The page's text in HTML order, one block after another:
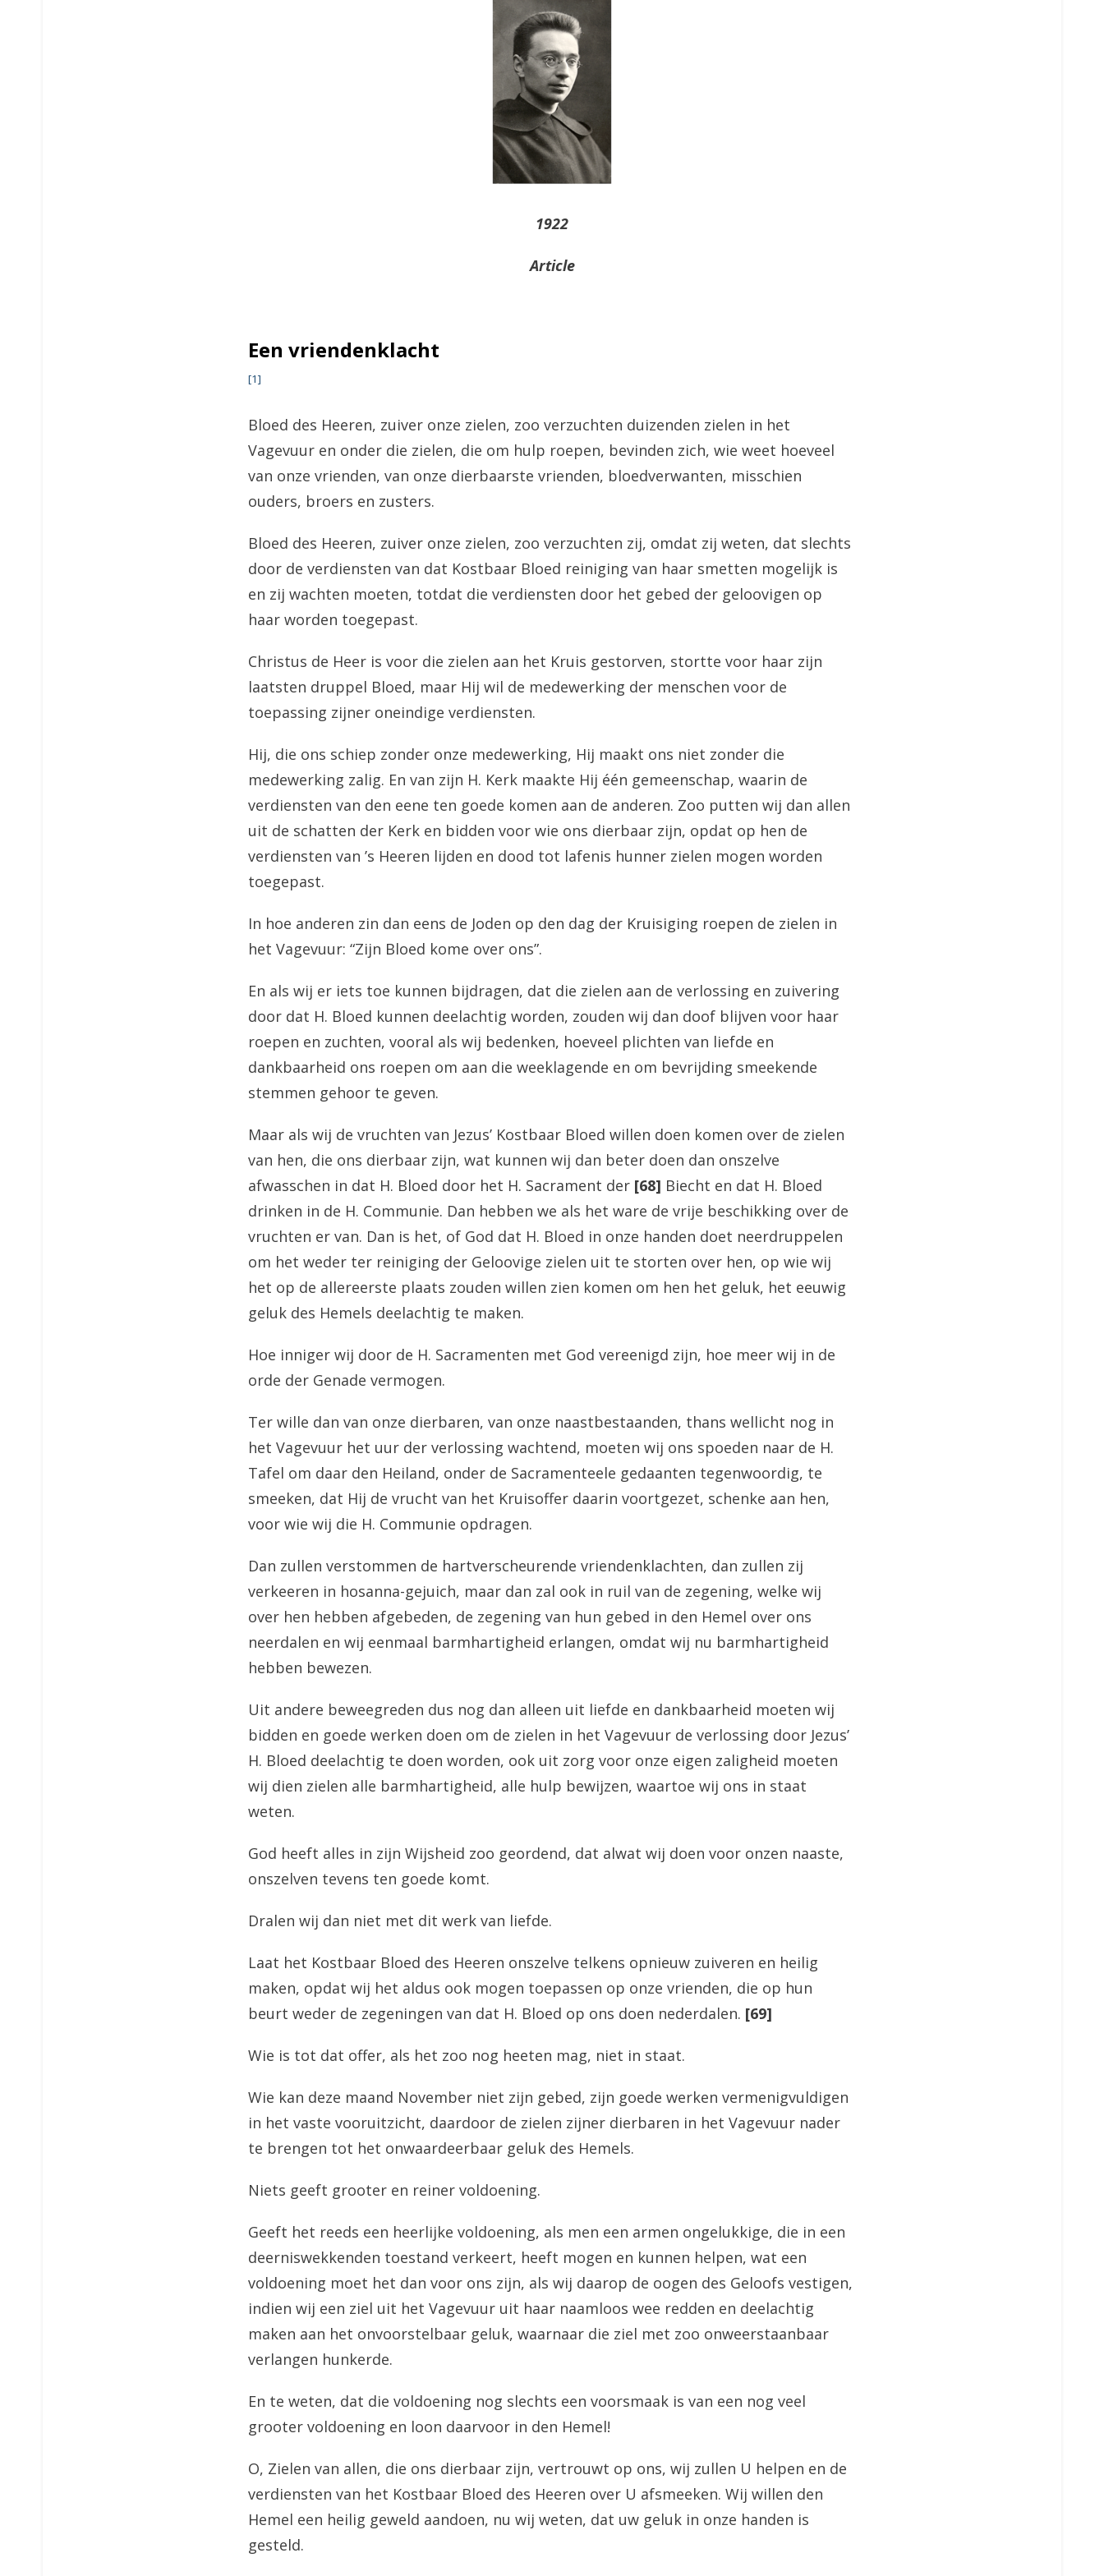
1922
Article
Een vriendenklacht
[1]
Bloed des Heeren, zuiver onze zielen, zoo verzuchten duizenden zielen in het
Vagevuur en onder die zielen, die om hulp roepen, bevinden zich, wie weet hoeveel
van onze vrienden, van onze dierbaarste vrienden, bloedverwanten, misschien
ouders, broers en zusters.
Bloed des Heeren, zuiver onze zielen, zoo verzuchten zij, omdat zij weten, dat slechts
door de verdiensten van dat Kostbaar Bloed reiniging van haar smetten mogelijk is
en zij wachten moeten, totdat die verdiensten door het gebed der geloovigen op
haar worden toegepast.
Christus de Heer is voor die zielen aan het Kruis gestorven, stortte voor haar zijn
laatsten druppel Bloed, maar Hij wil de medewerking der menschen voor de
toepassing zijner oneindige verdiensten.
Hij, die ons schiep zonder onze medewerking, Hij maakt ons niet zonder die
medewerking zalig. En van zijn H. Kerk maakte Hij één gemeenschap, waarin de
verdiensten van den eene ten goede komen aan de anderen. Zoo putten wij dan allen
uit de schatten der Kerk en bidden voor wie ons dierbaar zijn, opdat op hen de
verdiensten van ’s Heeren lijden en dood tot lafenis hunner zielen mogen worden
toegepast.
In hoe anderen zin dan eens de Joden op den dag der Kruisiging roepen de zielen in
het Vagevuur: “Zijn Bloed kome over ons”.
En als wij er iets toe kunnen bijdragen, dat die zielen aan de verlossing en zuivering
door dat H. Bloed kunnen deelachtig worden, zouden wij dan doof blijven voor haar
roepen en zuchten, vooral als wij bedenken, hoeveel plichten van liefde en
dankbaarheid ons roepen om aan die weeklagende en om bevrijding smeekende
stemmen gehoor te geven.
Maar als wij de vruchten van Jezus’ Kostbaar Bloed willen doen komen over de zielen
van hen, die ons dierbaar zijn, wat kunnen wij dan beter doen dan onszelve
afwasschen in dat H. Bloed door het H. Sacrament der [68] Biecht en dat H. Bloed
drinken in de H. Communie. Dan hebben we als het ware de vrije beschikking over de
vruchten er van. Dan is het, of God dat H. Bloed in onze handen doet neerdruppelen
om het weder ter reiniging der Geloovige zielen uit te storten over hen, op wie wij
het op de allereerste plaats zouden willen zien komen om hen het geluk, het eeuwig
geluk des Hemels deelachtig te maken.
Hoe inniger wij door de H. Sacramenten met God vereenigd zijn, hoe meer wij in de
orde der Genade vermogen.
Ter wille dan van onze dierbaren, van onze naastbestaanden, thans wellicht nog in
het Vagevuur het uur der verlossing wachtend, moeten wij ons spoeden naar de H.
Tafel om daar den Heiland, onder de Sacramenteele gedaanten tegenwoordig, te
smeeken, dat Hij de vrucht van het Kruisoffer daarin voortgezet, schenke aan hen,
voor wie wij die H. Communie opdragen.
Dan zullen verstommen de hartverscheurende vriendenklachten, dan zullen zij
verkeeren in hosanna-gejuich, maar dan zal ook in ruil van de zegening, welke wij
over hen hebben afgebeden, de zegening van hun gebed in den Hemel over ons
neerdalen en wij eenmaal barmhartigheid erlangen, omdat wij nu barmhartigheid
hebben bewezen.
Uit andere beweegreden dus nog dan alleen uit liefde en dankbaarheid moeten wij
bidden en goede werken doen om de zielen in het Vagevuur de verlossing door Jezus’
H. Bloed deelachtig te doen worden, ook uit zorg voor onze eigen zaligheid moeten
wij dien zielen alle barmhartigheid, alle hulp bewijzen, waartoe wij ons in staat
weten.
God heeft alles in zijn Wijsheid zoo geordend, dat alwat wij doen voor onzen naaste,
onszelven tevens ten goede komt.
Dralen wij dan niet met dit werk van liefde.
Laat het Kostbaar Bloed des Heeren onszelve telkens opnieuw zuiveren en heilig
maken, opdat wij het aldus ook mogen toepassen op onze vrienden, die op hun
beurt weder de zegeningen van dat H. Bloed op ons doen nederdalen. [69]
Wie is tot dat offer, als het zoo nog heeten mag, niet in staat.
Wie kan deze maand November niet zijn gebed, zijn goede werken vermenigvuldigen
in het vaste vooruitzicht, daardoor de zielen zijner dierbaren in het Vagevuur nader
te brengen tot het onwaardeerbaar geluk des Hemels.
Niets geeft grooter en reiner voldoening.
Geeft het reeds een heerlijke voldoening, als men een armen ongelukkige, die in een
deerniswekkenden toestand verkeert, heeft mogen en kunnen helpen, wat een
voldoening moet het dan voor ons zijn, als wij daarop de oogen des Geloofs vestigen,
indien wij een ziel uit het Vagevuur uit haar naamloos wee redden en deelachtig
maken aan het onvoorstelbaar geluk, waarnaar die ziel met zoo onweerstaanbaar
verlangen hunkerde.
En te weten, dat die voldoening nog slechts een voorsmaak is van een nog veel
grooter voldoening en loon daarvoor in den Hemel!
O, Zielen van allen, die ons dierbaar zijn, vertrouwt op ons, wij zullen U helpen en de
verdiensten van het Kostbaar Bloed des Heeren over U afsmeeken. Wij willen den
Hemel een heilig geweld aandoen, nu wij weten, dat uw geluk in onze handen is
gesteld.